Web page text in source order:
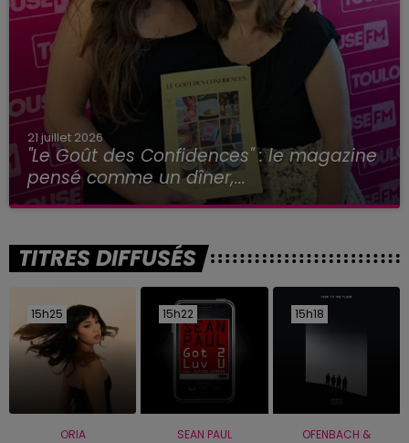
21 juillet 2026
"Le Goût des Confidences" : le magazine
pensé comme un dîner,...
TITRES DIFFUSÉS
15h25
15h25
ORIA
15h22
15h22
SEAN PAUL
15h18
15h18
OFENBACH &